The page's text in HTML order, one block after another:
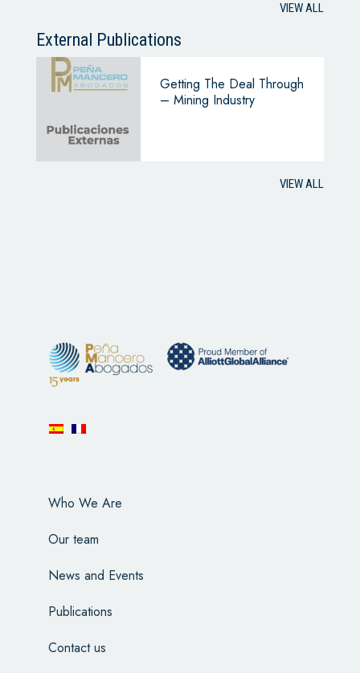
VIEW ALL
External Publications
Getting The Deal Through
– Mining Industry
VIEW ALL
Who We Are
Our team
News and Events
Publications
Contact us